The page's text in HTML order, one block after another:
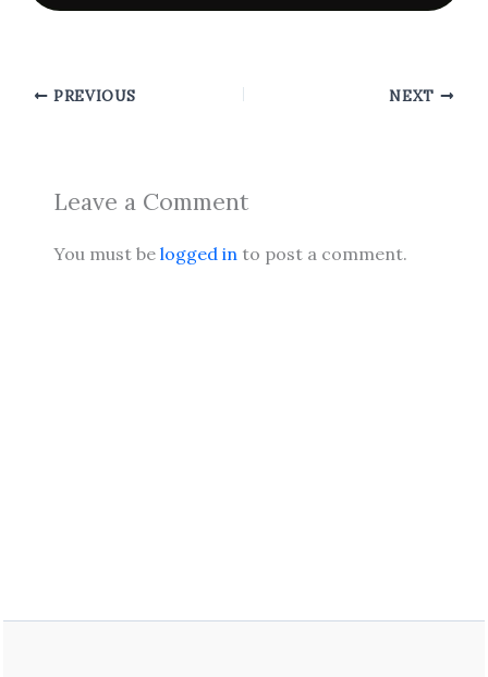
PREVIOUS NEXT
Leave a Comment
You must be logged into post a comment.